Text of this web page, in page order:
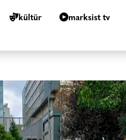
kültür marksist tv